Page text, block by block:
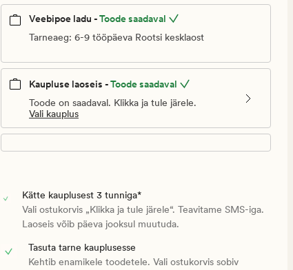
Veebipoe ladu -Toode saadaval
Tarneaeg: 6-9 tööpäeva Rootsi kesklaost
Kaupluse laoseis -Toode saadaval
Toode on saadaval. Klikka ja tule järele.
Vali kauplus
Kätte kauplusest 3 tunniga*
Vali ostukorvis „Klikka ja tule järele“. Teavitame SMS-iga.
Laoseis võib päeva jooksul muutuda.
Tasuta tarne kauplusesse
Kehtib enamikele toodetele. Vali ostukorvis sobiv